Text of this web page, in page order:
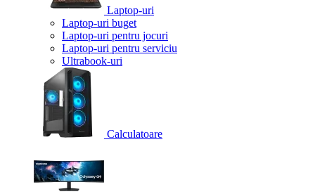
Laptop-uri
Laptop-uri buget
Laptop-uri pentru jocuri
Laptop-uri pentru serviciu
Ultrabook-uri
Calculatoare